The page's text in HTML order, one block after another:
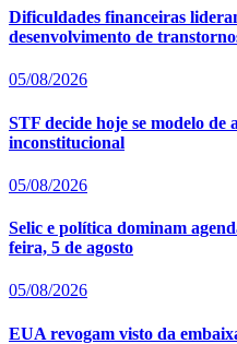
Dificuldades financeiras
desenvolvimento de
05/08/2026
STF decide hoje se modelo de
inconstitucional
05/08/2026
Selic e política dominam
feira, 5 de agosto
05/08/2026
EUA revogam visto da